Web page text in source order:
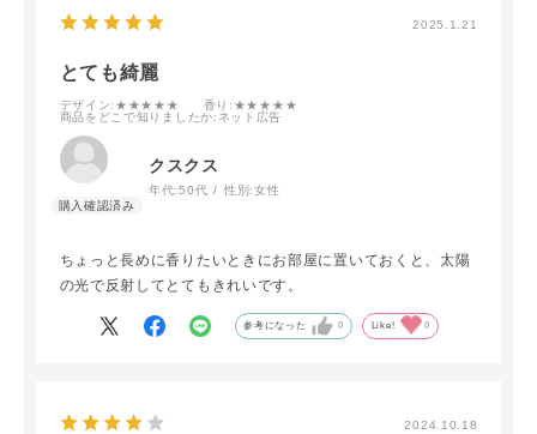
2025.1.21
とても綺麗
デザイン:★★★★★ 香り :★★★★★
商品をどこで知りましたか:ネット広告
クスクス
年代:50代 性別:女性
ちょっと長めに香りたいときにお部屋に置いておくと、太陽
の光で反射してとてもきれいです。
参考になった 0 Like! 0
2024.10.18